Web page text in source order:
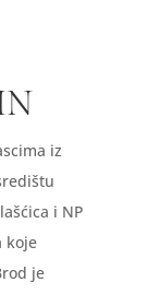
iz
i NP
koje
je